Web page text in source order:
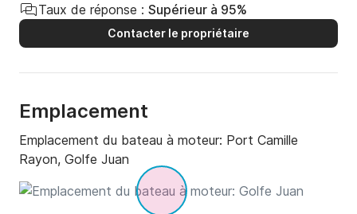
Taux de réponse : Supérieur à 95%
Contacter le propriétaire
Emplacement
Emplacement du bateau à moteur: Port Camille
Rayon, Golfe Juan